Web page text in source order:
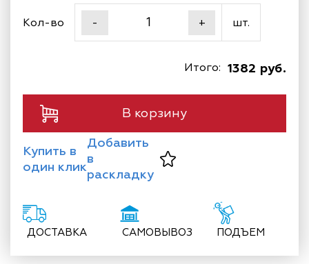
Кол-во - + шт.
1382 руб.
Итого:
В корзину
Купить в
один клик
Добавить
в
раскладку
ДОСТАВКА САМОВЫВОЗ ПОДЪЕМ